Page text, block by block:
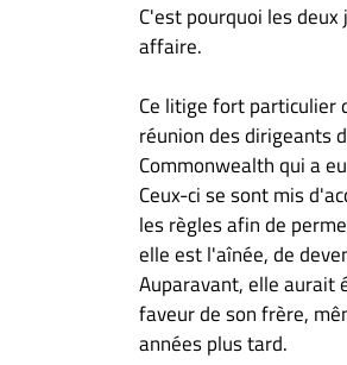
C'est pourquoi les
affaire.
Ce litige fort particulier
réunion des dirigeants
Commonwealth qui a
Ceux-ci se sont mis
les règles afin de
elle est l'aînée, de
Auparavant, elle aurait
faveur de son frère,
années plus tard.